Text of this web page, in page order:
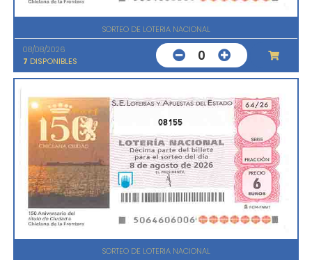
SORTEO DE LOTERIA NACIONAL
08/08/2026
7 DISPONIBLES 0
08155
SORTEO DE LOTERIA NACIONAL